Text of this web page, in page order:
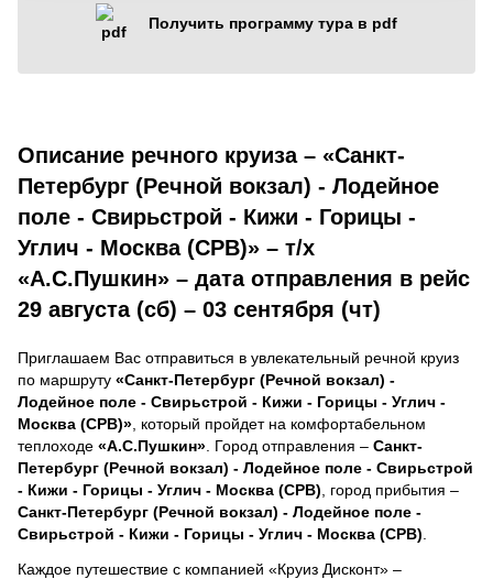
Получить программу тура в pdf
Описание речного круиза – «Санкт-
Петербург (Речной вокзал) - Лодейное
поле - Свирьстрой - Кижи - Горицы -
Углич - Москва (СРВ)» – т/х
«А.С.Пушкин» – дата отправления в рейс
29 августа (сб) – 03 сентября (чт)
Приглашаем Вас отправиться в увлекательный речной круиз
по маршруту «Санкт-Петербург (Речной вокзал) -
Лодейное поле - Свирьстрой - Кижи - Горицы - Углич -
Москва (СРВ)» , который пройдет на комфортабельном
теплоходе «А.С.Пушкин» . Город отправления – Санкт-
Петербург (Речной вокзал) - Лодейное поле - Свирьстрой
- Кижи - Горицы - Углич - Москва (СРВ) , город прибытия –
Санкт-Петербург (Речной вокзал) - Лодейное поле -
Свирьстрой - Кижи - Горицы - Углич - Москва (СРВ)
Каждое путешествие с компанией «Круиз Дисконт» –